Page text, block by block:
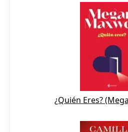
¿Quién Eres?